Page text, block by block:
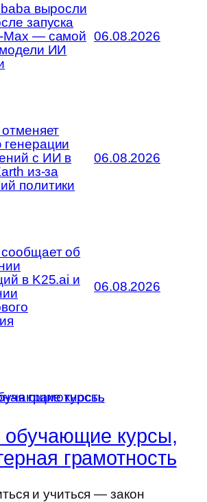
выросли
запуска
Max — самой
ИИ
06.08.2026
с ИИ в
из-за
политики
06.08.2026
об
в K25.ai и
06.08.2026
обучающие курсы,
грамотность
и учиться — закон